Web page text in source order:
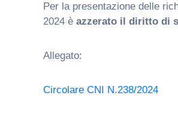
Per la presentazione delle
2024 è azzerato il diritto di
Allegato:
Circolare CNI N.238/2024